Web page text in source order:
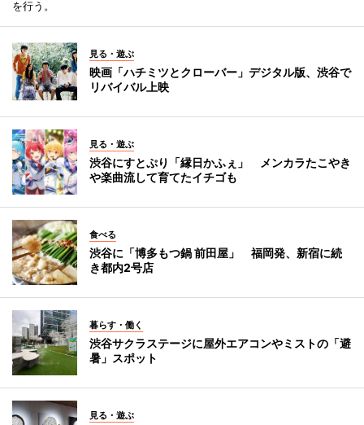
を行う。
見る・遊ぶ
映画「ハチミツとクローバー」デジタル版、渋谷で
リバイバル上映
見る・遊ぶ
渋谷にすとぷり「縁日かふぇ」 メンカラたこやき
や楽曲流して育てたイチゴも
食べる
渋谷に「博多もつ鍋 前田屋」 福岡発、新宿に続
き都内2号店
暮らす・働く
渋谷サクラステージに屋外エアコンやミストの「避
暑」スポット
見る・遊ぶ